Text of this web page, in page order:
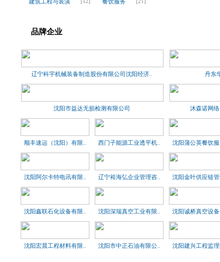
建筑工程与装潢
餐饮服务
品牌企业
辽宁科宇机械装备制造股份有限公司沈阳经济.. 丹东
沈阳市益达无损检测有限公司 沐森诺网
顺丰速运（沈阳）有限.. 西门子能源工业透平机.. 沈阳蒲公英餐饮
沈阳阿尔卡特电讯有限.. 辽宁裕海弘企业管理咨.. 沈阳金叶供应链
沈阳鑫联石化设备有限.. 沈阳深瑞真空工业有限.. 沈阳诚桥真空设
沈阳宏晨工程材料有限.. 沈阳市中正石油有限公.. 沈阳建兴工程监